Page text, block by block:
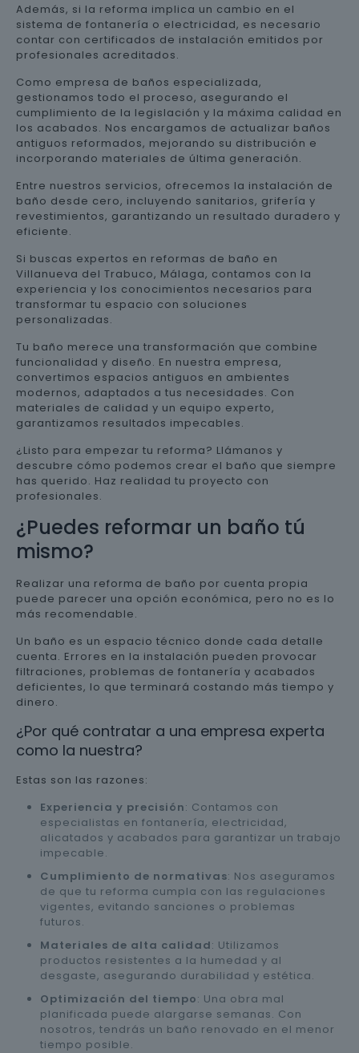
Además, si la reforma implica un cambio en el
sistema de fontanería o electricidad, es necesario
contar con certificados de instalación emitidos por
profesionales acreditados.
Como empresa de baños especializada,
gestionamos todo el proceso, asegurando el
cumplimiento de la legislación y la máxima calidad en
los acabados. Nos encargamos de actualizar baños
antiguos reformados, mejorando su distribución e
incorporando materiales de última generación.
Entre nuestros servicios, ofrecemos la instalación de
baño desde cero, incluyendo sanitarios, grifería y
revestimientos, garantizando un resultado duradero y
eficiente.
Si buscas expertos en reformas de baño en
Villanueva del Trabuco, Málaga, contamos con la
experiencia y los conocimientos necesarios para
transformar tu espacio con soluciones
personalizadas.
Tu baño merece una transformación que combine
funcionalidad y diseño. En nuestra empresa,
convertimos espacios antiguos en ambientes
modernos, adaptados a tus necesidades. Con
materiales de calidad y un equipo experto,
garantizamos resultados impecables.
¿Listo para empezar tu reforma? Llámanos y
descubre cómo podemos crear el baño que siempre
has querido. Haz realidad tu proyecto con
profesionales.
¿Puedes reformar un baño tú
mismo?
Realizar una reforma de baño por cuenta propia
puede parecer una opción económica, pero no es lo
más recomendable.
Un baño es un espacio técnico donde cada detalle
cuenta. Errores en la instalación pueden provocar
filtraciones, problemas de fontanería y acabados
deficientes, lo que terminará costando más tiempo y
dinero.
¿Por qué contratar a una empresa experta
como la nuestra?
Estas son las razones:
Experiencia y precisión: Contamos con
especialistas en fontanería, electricidad,
alicatados y acabados para garantizar un trabajo
impecable.
Cumplimiento de normativas: Nos aseguramos
de que tu reforma cumpla con las regulaciones
vigentes, evitando sanciones o problemas
futuros.
Materiales de alta calidad: Utilizamos
productos resistentes a la humedad y al
desgaste, asegurando durabilidad y estética.
Optimización del tiempo: Una obra mal
planificada puede alargarse semanas. Con
nosotros, tendrás un baño renovado en el menor
tiempo posible.